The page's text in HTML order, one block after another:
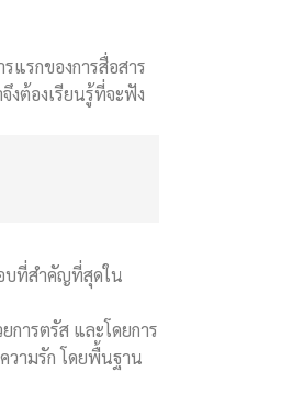
แรกของการสื่อสาร
ต้องเรียนรู้ที่จะฟัง
บที่สำคัญที่สุดใน
การตรัส และโดยการ
วามรัก โดยพื้นฐาน